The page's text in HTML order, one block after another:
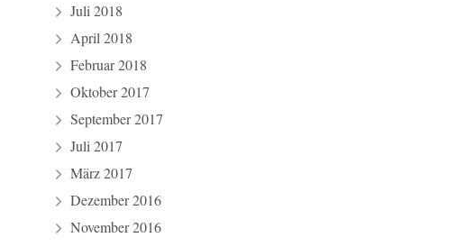
Juli 2018
April 2018
Februar 2018
Oktober 2017
September 2017
Juli 2017
März 2017
Dezember 2016
November 2016